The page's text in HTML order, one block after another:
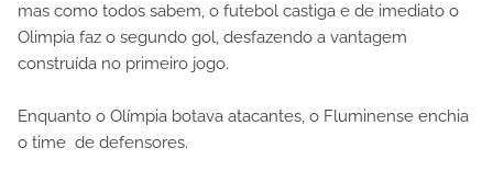
mas como todos sabem, o futebol castiga e de imediato o
Olimpia faz o segundo gol, desfazendo a vantagem
construída no primeiro jogo.
Enquanto o Olímpia botava atacantes, o Fluminense enchia
o time de defensores.